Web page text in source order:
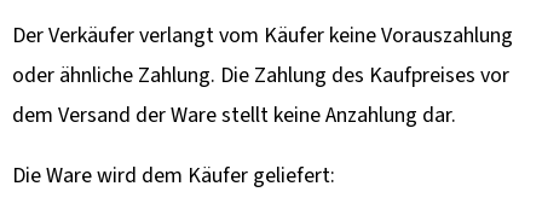
Der Verkäufer verlangt vom Käufer keine Vorauszahlung
oder ähnliche Zahlung. Die Zahlung des Kaufpreises vor
dem Versand der Ware stellt keine Anzahlung dar.
Die Ware wird dem Käufer geliefert: